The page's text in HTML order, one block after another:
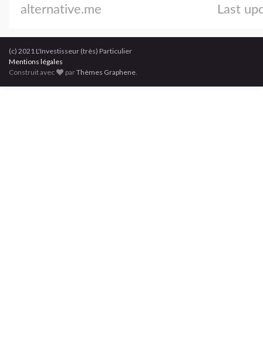
(c) 2021 L'Investisseur (très) Particulier
Mentions légales
Construit avec
parThèmes Graphene